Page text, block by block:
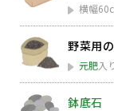
横幅
野菜用
元肥入
鉢底石